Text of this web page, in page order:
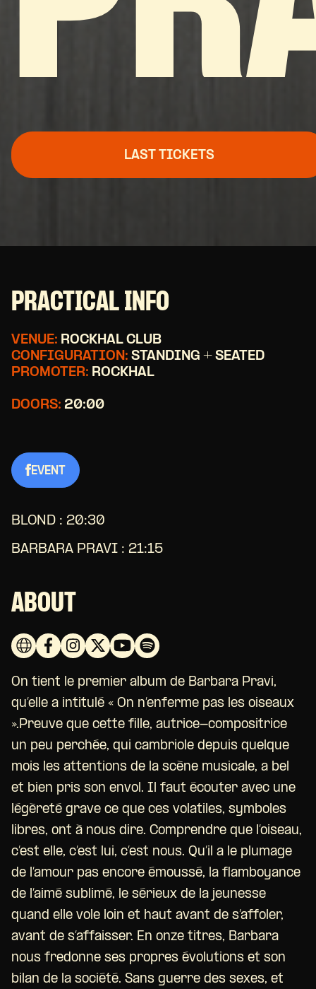
LAST TICKETS
PRACTICAL INFO
VENUE: ROCKHAL CLUB
CONFIGURATION: STANDING + SEATED
PROMOTER: ROCKHAL
DOORS: 20:00
EVENT
BLOND : 20:30
BARBARA PRAVI : 21:15
ABOUT
On tient le premier album de Barbara Pravi,
qu’elle a intitulé « On n’enferme pas les oiseaux
».Preuve que cette fille, autrice-compositrice
un peu perchée, qui cambriole depuis quelque
mois les attentions de la scène musicale, a bel
et bien pris son envol. Il faut écouter avec une
légèreté grave ce que ces volatiles, symboles
libres, ont à nous dire. Comprendre que l’oiseau,
c’est elle, c’est lui, c’est nous. Qu’il a le plumage
de l’amour pas encore émoussé, la flamboyance
de l’aimé sublimé, le sérieux de la jeunesse
quand elle vole loin et haut avant de s’affoler,
avant de s’affaisser. En onze titres, Barbara
nous fredonne ses propres évolutions et son
bilan de la société. Sans guerre des sexes, et